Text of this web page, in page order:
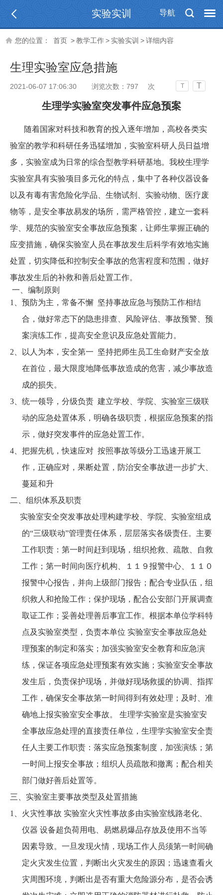
导航
实验实训
您的位置： 首页 >教学工作> 实验实训 >详细内容
生理实验室应急措施
2021-06-07 17:06:30 浏览次数： 797 次 T T
生理学实验室突发事件应急预案
随着国家对科技和教育的投入逐年增加，高校各类实
验室的教学和科研任务迅猛增加，实验室科研人员日益增
多，实验室成为日常的综合型教学科研基地。我校生理学
实验室具有实验项目多元化的特点，集中了各种仪器设备
以及有毒有害危险化学品、生物试剂、实验动物、医疗废
物等，是安全事故易发的场所，需严格管控，建立一套科
学、规范的实验室安全事故应急预案，让师生掌握正确的
应变措施，确保实验室人员在事故发生后科学有效地实施
处置，切实降低和控制安全事故的危害程度和范围，做好
事故发生后的补救和善后处置工作。
一、编制原则
1、预防为主，常备不懈 坚持事故应急与预防工作相结
合，做好常态下的隐患排查、风险评估、事故预警、预
案演练工作，提高安全意识及应急处置能力。
2、以人为本，安全第一 坚持把师生员工生命财产安全放
在首位，最大限度地降低事故造成的危害，减少事故造
成的损失。
3、统一领导，分级负责 建立学校、学院、实验室三级联
动的应急处置体系，明确各级职责，根据应急预案的指
示，做好突发事件的应急处置工作。
4、把握先机，快速应对 按照事故等级分工迅速开展工
作，正确应对，果断处置，防治安全事故进一步扩大、
蔓延和升
二、组织体系及职责
实验室安全突发事故处理构建学校、学院、实验室组成
的“三级联动”管理责任体系，层层落实各级责任。主要
工作职责：第一时间赶到现场，组织抢救、疏散、自救
工作；第一时间向医疗机构、１１９报警中心、１１０
报警中心报告，并向上级部门报告；配合专业队伍，组
织救人和抢险工作；保护现场，配合公安部门开展调查
取证工作；妥善处理善后事宜工作。根据本单位学科特
点及实验室类型，负责本单位 实验室安全事故应急处
理预案的制定和落实；加强实验室安全教育和应急演
练，保证各项应急处理预案有效实施；实验室安全事故
发生后，负责保护现场，并做好现场救援的协调、指挥
工作，确保安全事故第一时间得到有效处理；及时、准
确地上报实验室安全事故。 生理学实验室是实验室安
全事故应急处理的直接责任单位，生理学实验室安全责
任人主要工作职责：落实应急预案制度，加强演练；第
一时间上报安全事故；组织人员疏散和撤离；配合相关
部门做好善后处置等。
三、实验室主要事故类型及处置措施
1、火灾性事故 实验室火灾性事故多由实验室线路老化、
仪器 设备超负荷用电、易燃易爆品存放及使用不当等
因素导致。一旦发现火情，现场工作人员须第一时间确
定火灾发生位置，判断出火灾发生的原因；迅速查看火
灾周围环境，判断出是否有重大危险源分布，是否会诱